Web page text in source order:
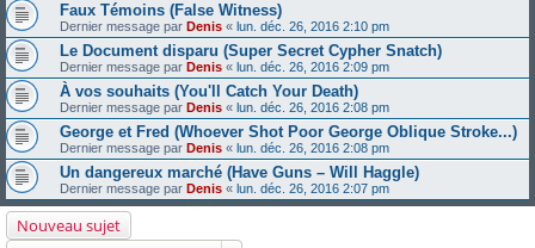
Faux Témoins (False Witness)
Dernier message par Denis « lun. déc. 26, 2016 2:10 pm
Le Document disparu (Super Secret Cypher Snatch)
Dernier message par Denis « lun. déc. 26, 2016 2:09 pm
À vos souhaits (You'll Catch Your Death)
Dernier message par Denis « lun. déc. 26, 2016 2:08 pm
George et Fred (Whoever Shot Poor George Oblique Stroke...)
Dernier message par Denis « lun. déc. 26, 2016 2:08 pm
Un dangereux marché (Have Guns – Will Haggle)
Dernier message par Denis « lun. déc. 26, 2016 2:07 pm
Nouveau sujet